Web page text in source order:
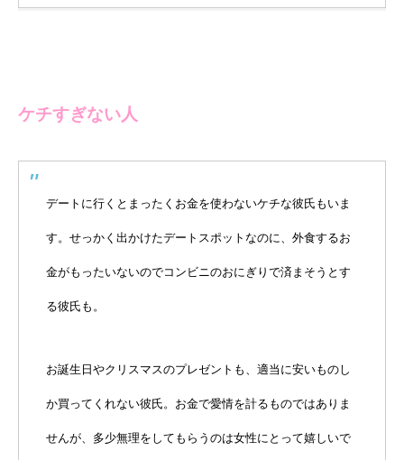
ケチすぎない人
デートに行くとまったくお金を使わないケチな彼氏もいま
す。せっかく出かけたデートスポットなのに、外食するお
金がもったいないのでコンビニのおにぎりで済まそうとす
る彼氏も。
お誕生日やクリスマスのプレゼントも、適当に安いものし
か買ってくれない彼氏。お金で愛情を計るものではありま
せんが、多少無理をしてもらうのは女性にとって嬉しいで